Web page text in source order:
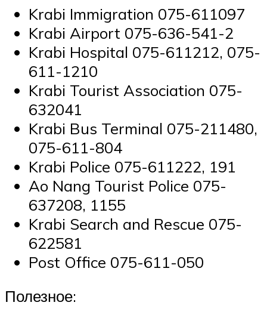
Krabi Immigration 075-611097
Krabi Airport 075-636-541-2
Krabi Hospital 075-611212, 075-
611-1210
Krabi Tourist Association 075-
632041
Krabi Bus Terminal 075-211480,
075-611-804
Krabi Police 075-611222, 191
Ao Nang Tourist Police 075-
637208, 1155
Krabi Search and Rescue 075-
622581
Post Office 075-611-050
Полезное: